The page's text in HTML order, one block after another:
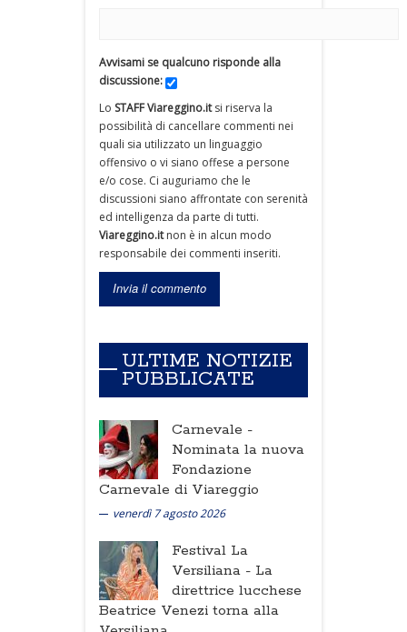
Avvisami se qualcuno risponde alla
discussione:
Lo STAFF Viareggino.itsi riserva la
possibilità di cancellare commenti nei
quali sia utilizzato un linguaggio
offensivo o vi siano offese a persone
e/o cose. Ci auguriamo che le
discussioni siano affrontate con serenità
ed intelligenza da parte di tutti.
Viareggino.itnon è in alcun modo
responsabile dei commenti inseriti.
ULTIME NOTIZIE
PUBBLICATE
Carnevale -
Nominata la nuova
Fondazione
Carnevale di Viareggio
venerdì 7 agosto 2026
Festival La
Versiliana - La
direttrice lucchese
Beatrice Venezi torna alla